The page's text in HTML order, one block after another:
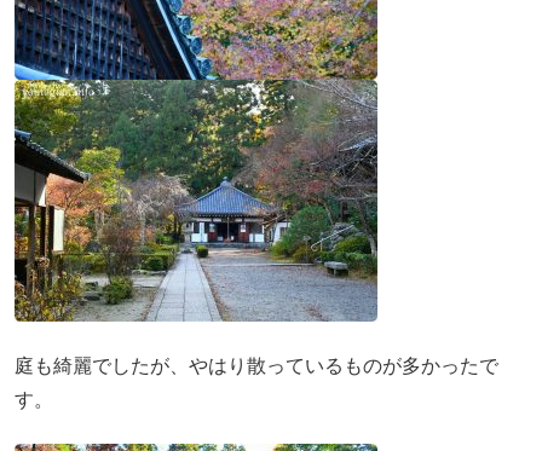
庭も綺麗でしたが、やはり散っているものが多かったで
す。